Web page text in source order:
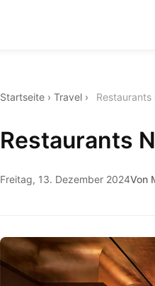
Startseite › Travel ›
Restaurants
Freitag, 13. Dezember 2024Von